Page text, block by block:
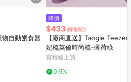
自動餵食器
降價
$433 (降$82)
【廠商直送】Tangle Teezer王
妃梳英倫時尚梳-薄荷綠
寶雅線上買
0.5%